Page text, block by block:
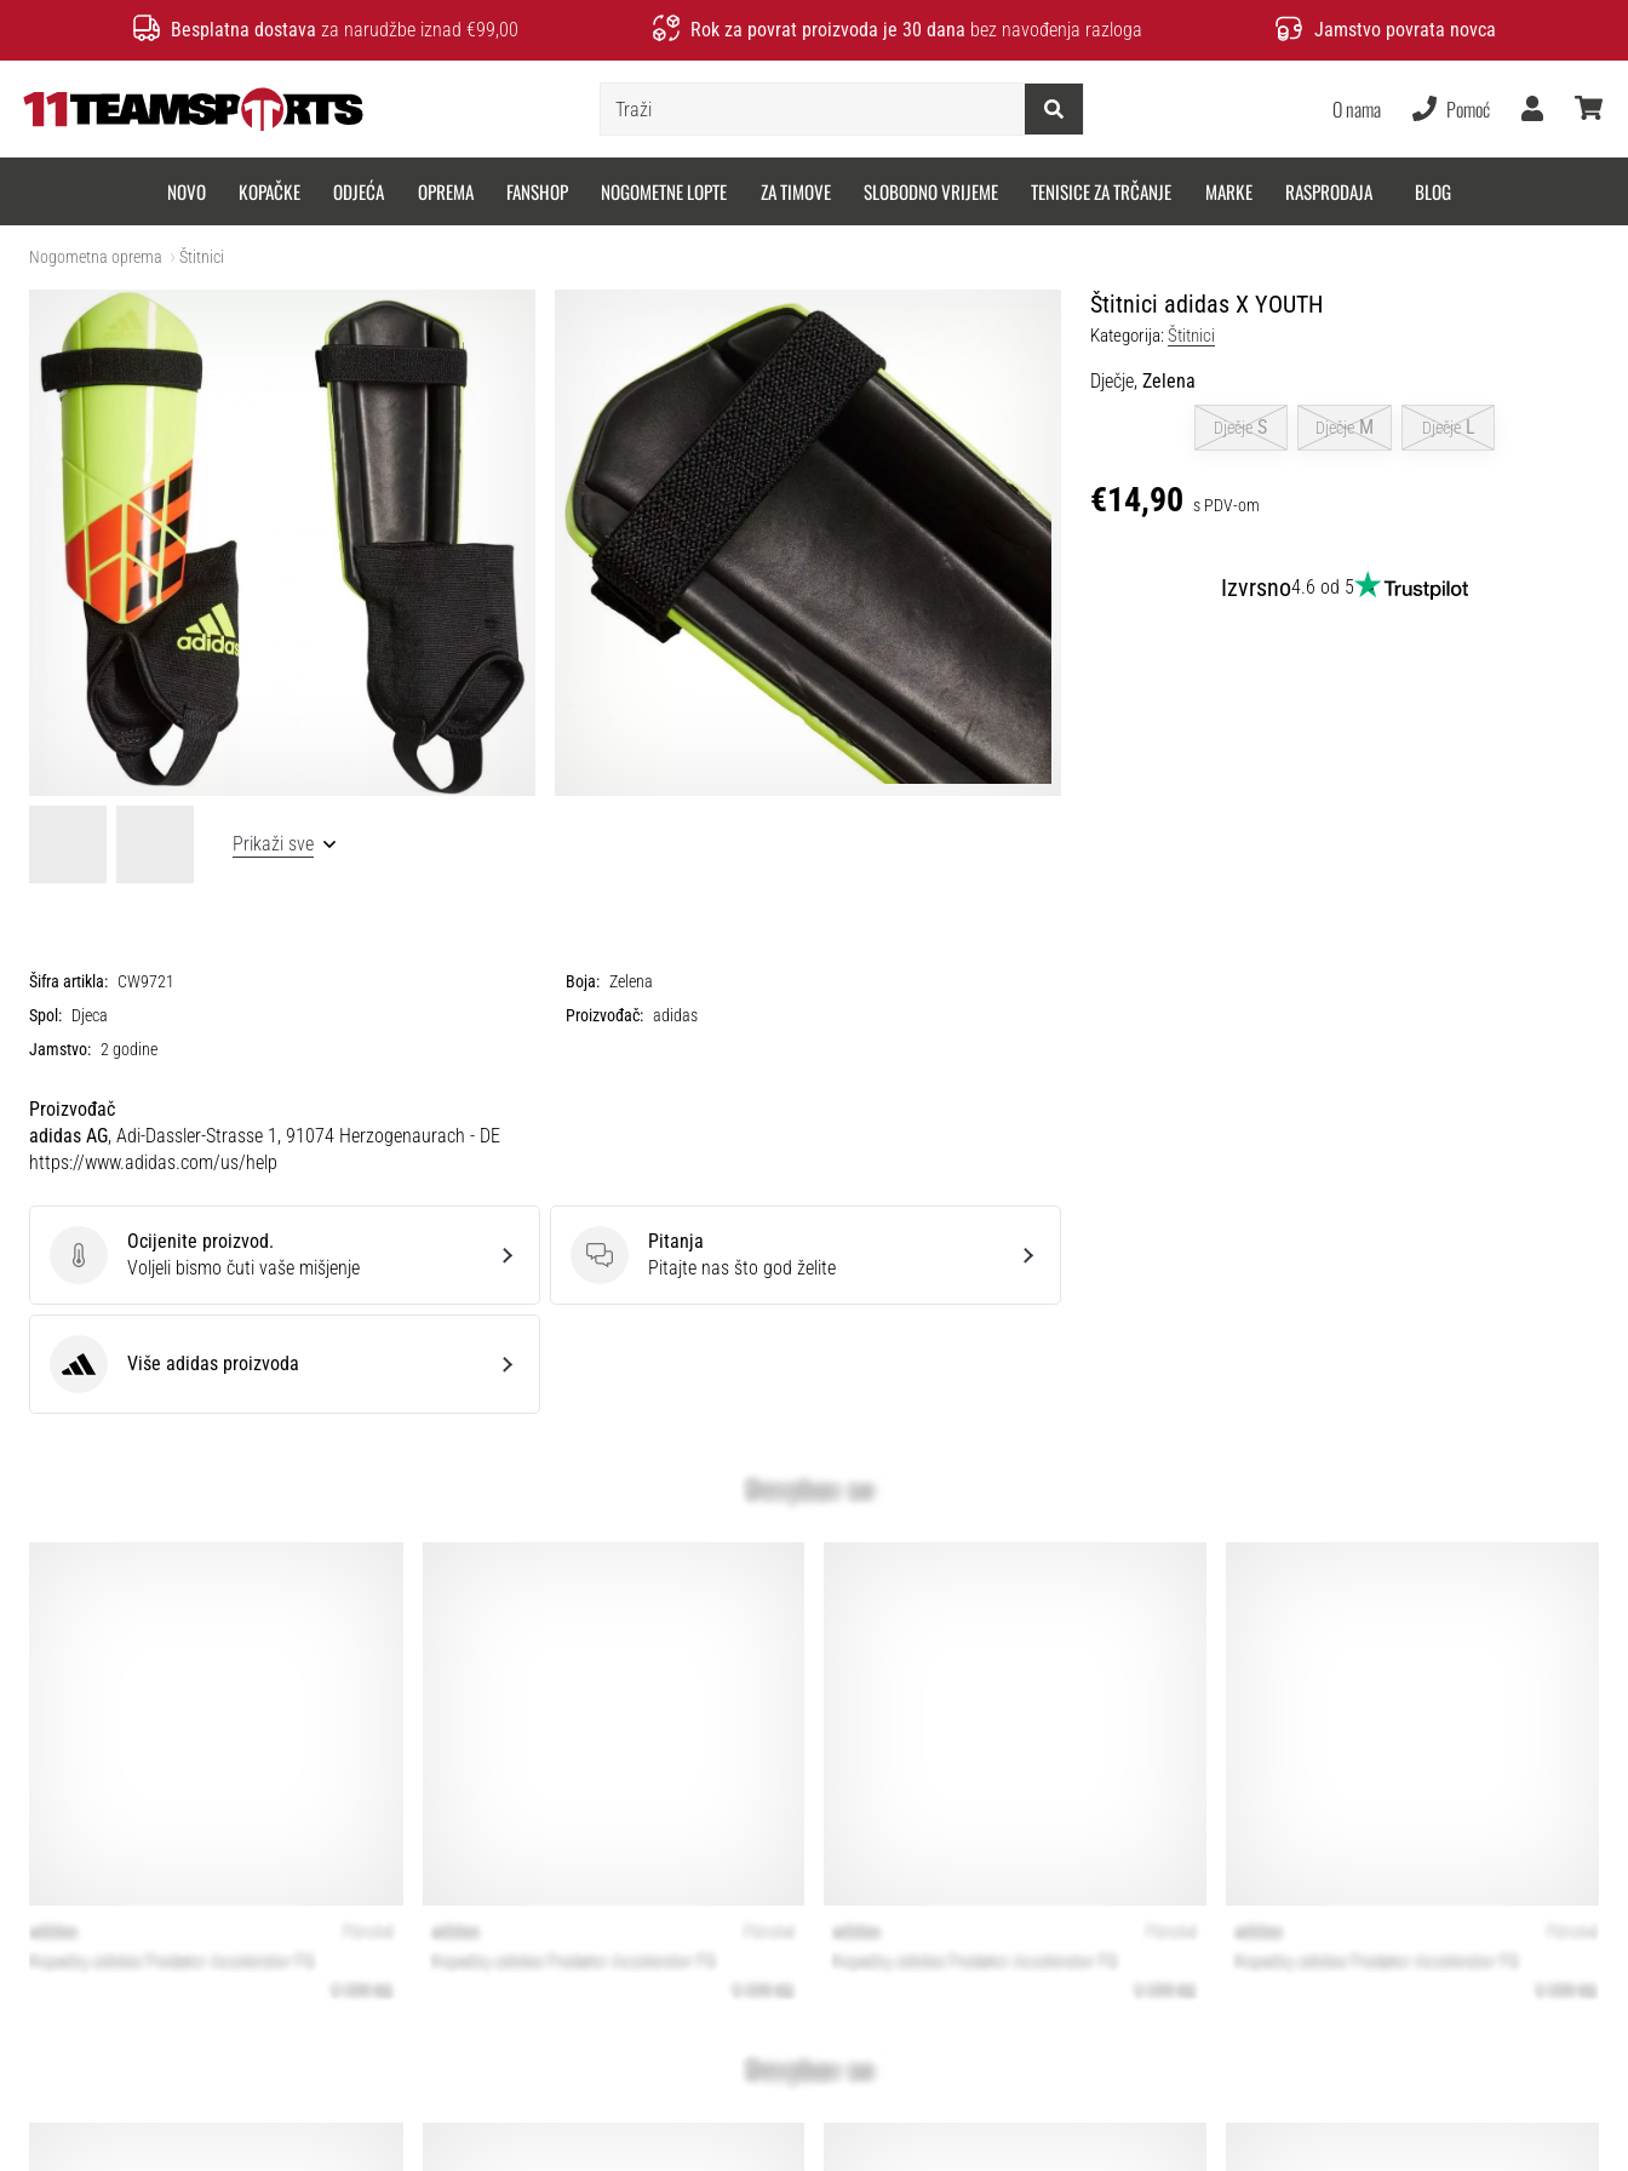
Besplatna dostava za narudžbe iznad €99,00 Rok za povrat proizvoda je 30 dana bez navođenja razloga Jamstvo povrata novca
O nama Pomoć
Korisnik
NOVO KOPAČKE ODJEĆA OPREMA FANSHOP NOGOMETNE LOPTE ZA TIMOVE SLOBODNO VRIJEME TENISICE ZA TRČANJE MARKE RASPRODAJA BLOG
Nogometna oprema Štitnici
Štitnici adidas X YOUTH
Kategorija:Štitnici
Dječje, Zelena
Dječje S Dječje M Dječje L
€14,90 s PDV-om
Izvrsno4.6 od 5
Prikaži sve
Šifra artikla: CW9721 Boja: Zelena
Spol: Djeca Proizvođač: adidas
Jamstvo: 2 godine
Proizvođač
adidas AG, Adi-Dassler-Strasse 1, 91074 Herzogenaurach - DE
https://www.adidas.com/us/help
Ocijenite proizvod.
Ocijenite proizvod.
Voljeli bismo čuti vaše mišjenje
Pitanja
Pitanja
Pitajte nas što god želite
adidas Više adidas proizvoda